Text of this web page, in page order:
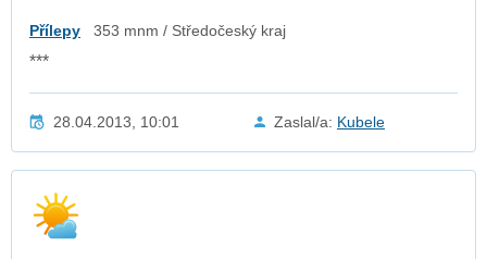
Přílepy 353 mnm / Středočeský kraj
***
28.04.2013, 10:01 Zaslal/a: Kubele